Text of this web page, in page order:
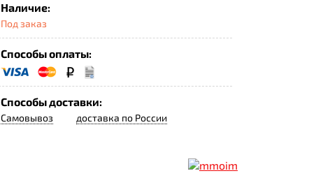
Наличие:
Под заказ
Способы оплаты:
Способы доставки:
Самовывоз доставка по России